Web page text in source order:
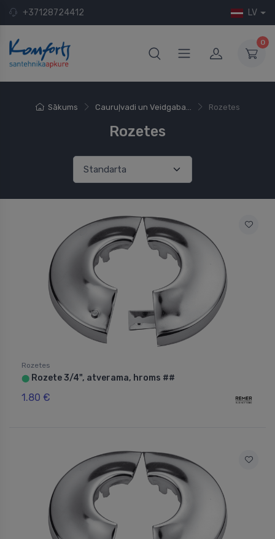
+37128724412 LV
0
Sākums Cauruļvadi un Veidgaba... Rozetes
Rozetes
Rozetes
⬤ Rozete 3/4", atverama, hroms ##
1.80 €